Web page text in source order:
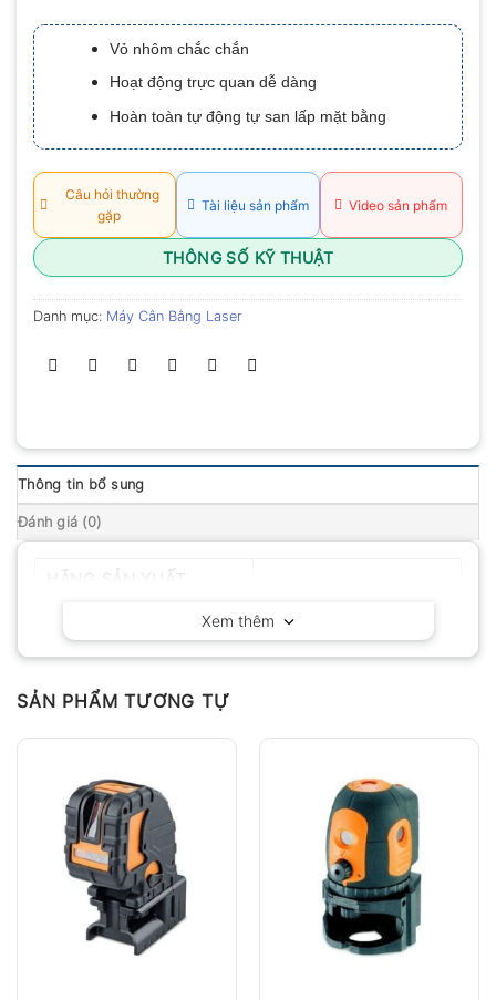
xếp
hạng
0.0
5
sao
Vỏ nhôm chắc chắn
Hoạt động trực quan dễ dàng
Hoàn toàn tự động tự san lấp mặt bằng
Câu hỏi thường
gặp
Tài liệu sản phẩm Video sản phẩm
THÔNG SỐ KỸ THUẬT
Danh mục: Máy Cân Bằng Laser
Thông tin bổ sung
Đánh giá (0)
Xem thêm
SẢN PHẨM TƯƠNG TỰ